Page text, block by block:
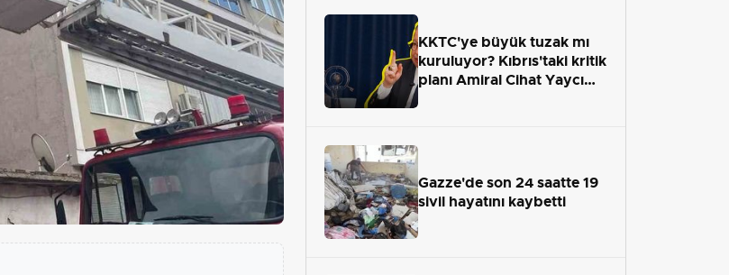
KKTC'ye büyük tuzak mı
kuruluyor? Kıbrıs'taki kritik
planı Amiral Cihat Yaycı
Gazze'de son 24 saatte 19
sivil hayatını kaybetti